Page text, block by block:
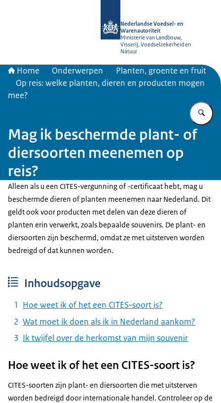
Nederlandse Voedsel- en
Warenautoriteit
Ministerie van Landbouw,
Visserij, Voedselzekerheid en
Natuur
Home Onderwerpen
Planten, groente en fruit
Op reis: welke planten, dieren en producten mogen
mee?
Mag ik beschermde plant- of
diersoorten meenemen op
reis?
Alleen als u een CITES-vergunning of -certificaat hebt, mag u
beschermde dieren of planten meenemen naar Nederland. Dit
geldt ook voor producten met delen van deze dieren of
planten erin verwerkt, zoals bepaalde souvenirs. De plant- en
diersoorten zijn beschermd, omdat ze met uitsterven worden
bedreigd of dat kunnen worden.
Inhoudsopgave
Hoe weet ik of het een CITES-soort is?
Wat moet ik doen als ik in Nederland aankom?
Ik twijfel over de herkomst van mijn souvenir
Hoe weet ik of het een CITES-soort is?
CITES-soorten zijn plant- en diersoorten die met uitsterven
worden bedreigd door internationale handel. Controleer op de